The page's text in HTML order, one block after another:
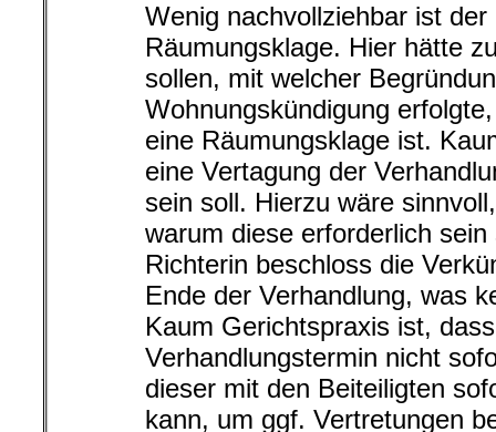
Wenig nachvollziehbar ist
Räumungsklage. Hier hätte
sollen, mit welcher
Wohnungskündigung
eine Räumungsklage ist.
eine Vertagung der
sein soll. Hierzu wäre
warum diese erforderlich
Richterin beschloss die
Ende der Verhandlung, was
Kaum Gerichtspraxis ist,
Verhandlungstermin nicht
dieser mit den Beiteiligten
kann, um ggf. Vertretungen